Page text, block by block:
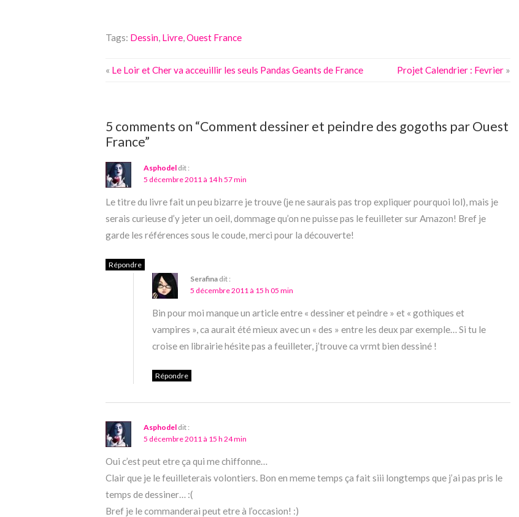
Tags: Dessin, Livre,Ouest France
« Le Loir et Cher va acceuillir les seuls Pandas Geants de France Projet Calendrier : Fevrier »
5 comments on “Comment dessiner et peindre des gogoths par Ouest
France”
Asphodel dit :
5 décembre 2011 à 14 h 57 min
Le titre du livre fait un peu bizarre je trouve (je ne saurais pas trop expliquer pourquoi lol), mais je
serais curieuse d’y jeter un oeil, dommage qu’on ne puisse pas le feuilleter sur Amazon! Bref je
garde les références sous le coude, merci pour la découverte!
Répondre
Serafina dit :
5 décembre 2011 à 15 h 05 min
Bin pour moi manque un article entre « dessiner et peindre » et « gothiques et
vampires », ca aurait été mieux avec un « des » entre les deux par exemple… Si tu le
croise en librairie hésite pas a feuilleter, j’trouve ca vrmt bien dessiné !
Répondre
Asphodel dit :
5 décembre 2011 à 15 h 24 min
Oui c’est peut etre ça qui me chiffonne…
Clair que je le feuilleterais volontiers. Bon en meme temps ça fait siii longtemps que j’ai pas pris le
temps de dessiner… :(
Bref je le commanderai peut etre à l’occasion! :)